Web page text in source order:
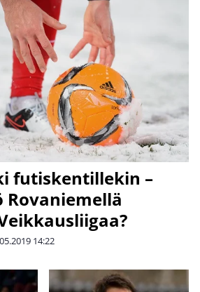
futiskentillekin –
Rovaniemellä
14:22